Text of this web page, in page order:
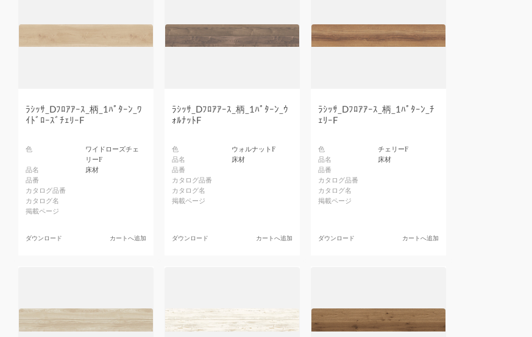
ﾗｼｯｻ_Dﾌﾛｱｱｰｽ_柄_1ﾊﾟﾀｰﾝ_ﾜ
ｲﾄﾞﾛｰｽﾞﾁｪﾘｰF
色
ワイドローズチェ
リーF
品名
床材
品番
カタログ品番
カタログ名
掲載ページ
ダウンロード カートへ追加
ﾗｼｯｻ_Dﾌﾛｱｱｰｽ_柄_1ﾊﾟﾀｰﾝ_ｳ
ｫﾙﾅｯﾄF
色
ウォルナットF
品名
床材
品番
カタログ品番
カタログ名
掲載ページ
ダウンロード カートへ追加
ﾗｼｯｻ_Dﾌﾛｱｱｰｽ_柄_1ﾊﾟﾀｰﾝ_ﾁ
ｪﾘｰF
色
チェリーF
品名
床材
品番
カタログ品番
カタログ名
掲載ページ
ダウンロード カートへ追加